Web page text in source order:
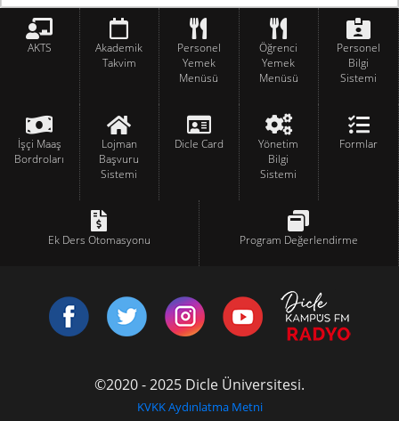
AKTS
Akademik
Takvim
Personel
Yemek
Menüsü
Öğrenci
Yemek
Menüsü
Personel
Bilgi
Sistemi
İşçi Maaş
Bordroları
Lojman
Başvuru
Sistemi
Dicle Card
Yönetim
Bilgi
Sistemi
Formlar
Ek Ders Otomasyonu Program Değerlendirme
©2020 - 2025 Dicle Üniversitesi.
KVKK Aydınlatma Metni